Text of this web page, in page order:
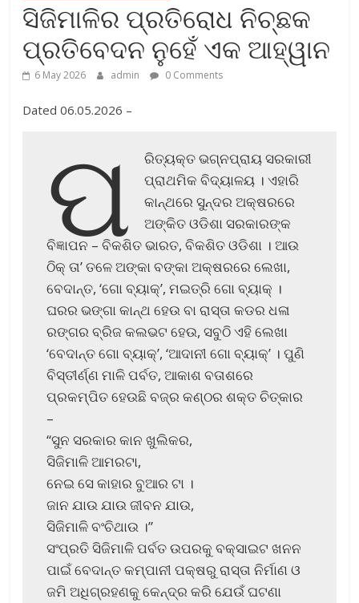
ସିଜିମାଳିର ପ୍ରତିରୋଧ ନିଚ୍ଛକ
ପ୍ରତିବେଦନ ନୁହେଁ ଏକ ଆହ୍ୱାନ
6 May 2026 admin 0 Comments
Dated 06.05.2026 –
ପ
ରିତ୍ୟକ୍ତ ଭଗ୍ନପ୍ରାୟ ସରକାରୀ
ପ୍ରାଥମିକ ବିଦ୍ୟାଳୟ । ଏହାରି
କାନ୍ଥରେ ସୁନ୍ଦର ଅକ୍ଷରରେ
ଅଙ୍କିତ ଓଡିଶା ସରକାରଙ୍କ
ବିଜ୍ଞାପନ – ବିକଶିତ ଭାରତ, ବିକଶିତ ଓଡିଶା । ଆଉ
ଠିକ୍ ତା’ ତଳେ ଅଙ୍କା ବଙ୍କା ଅକ୍ଷରରେ ଲେଖା,
ବେଦାନ୍ତ, ‘ଗୋ ବ୍ୟାକ୍‌’, ମଇତ୍ରି ଗୋ ବ୍ୟାକ୍ ।
ଘରର ଭଙ୍ଗା କାନ୍ଥ ହେଉ ବା ରାସ୍ତା କଡର ଧଳା
ରଙ୍ଗର ବ୍ରିଜ କଲଭଟ ହେଉ, ସବୁଠି ଏହି ଲେଖା
‘ବେଦାନ୍ତ ଗୋ ବ୍ୟାକ୍‌’, ‘ଆଦାନୀ ଗୋ ବ୍ୟାକ୍‌’ । ପୁଣି
ବିସ୍ତୀର୍ଣ୍ଣ ମାଳି ପର୍ବତ, ଆକାଶ ବତାଶରେ
ପ୍ରକମ୍ପିତ ହେଉଛି ବଜ୍ର କଣ୍ଠର ଶକ୍ତ ଚିତ୍କାର
–
“ସୁନ ସରକାର କାନ ଖୁଲିକର,
ସିଜିମାଳି ଆମରଟା,
ନେଇ ସେ କାହାର ବୁଆର ଟା ।
ଜାନ ଯାଉ ଯାଉ ଜୀବନ ଯାଉ,
ସିଜିମାଳି ବଂଚିଥାଉ ।”
ସଂପ୍ରତି ସିଜିମାଳି ପର୍ବତ ଉପରକୁ ବକ୍ସାଇଟ ଖନନ
ପାଇଁ ବେଦାନ୍ତ କମ୍ପାନୀ ପକ୍ଷରୁ ରାସ୍ତା ନିର୍ମାଣ ଓ
ଜମି ଅଧିଗ୍ରହଣକୁ କେନ୍ଦ୍ର କରି ଯେଉଁ ଘଟଣା